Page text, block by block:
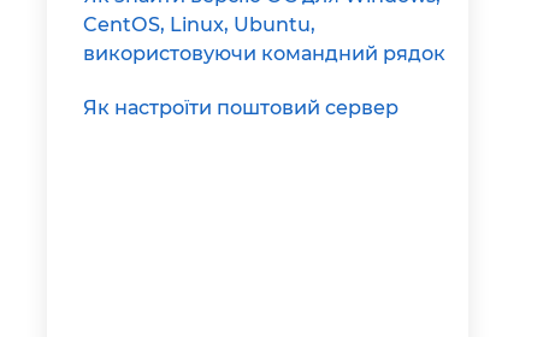
CentOS, Linux, Ubuntu,
використовуючи командний рядок
Як настроїти поштовий сервер